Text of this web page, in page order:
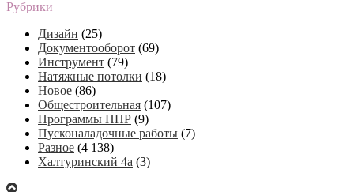
Рубрики
Дизайн (25)
Документооборот (69)
Инструмент (79)
Натяжные потолки (18)
Новое (86)
Общестроительная (107)
Программы ПНР (9)
Пусконаладочные работы (7)
Разное (4 138)
Халтуринский 4а (3)